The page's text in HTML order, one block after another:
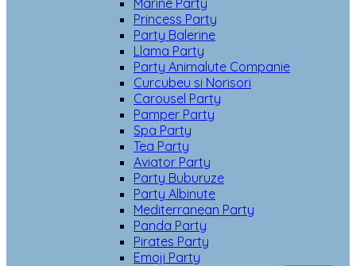
Marine Party
Princess Party
Party Balerine
Llama Party
Party Animalute Companie
Curcubeu si Norisori
Carousel Party
Pamper Party
Spa Party
Tea Party
Aviator Party
Party Buburuze
Party Albinute
Mediterranean Party
Panda Party
Pirates Party
Emoji Party